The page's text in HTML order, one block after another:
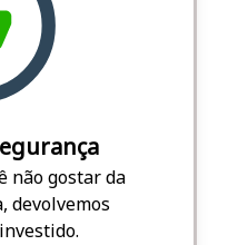
não gostar da
devolvemos